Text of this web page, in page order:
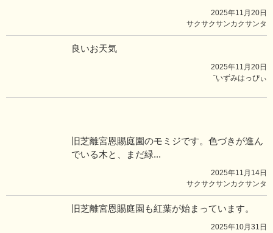
2025年11月20日
サクサクサンカクサンタ
良いお天気
2025年11月20日
݂͂いずみはっぴぃ
旧芝離宮恩賜庭園のモミジです。色づきが進ん
でいる木と、まだ緑...
2025年11月14日
サクサクサンカクサンタ
旧芝離宮恩賜庭園も紅葉が始まっています。
2025年10月31日